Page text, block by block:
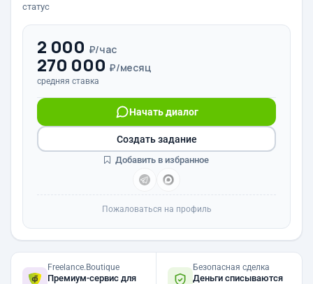
статус
2 000 ₽/час
270 000 ₽/месяц
средняя ставка
Начать диалог
Создать задание
Добавить в избранное
Пожаловаться на профиль
Freelance.Boutique
Премиум-сервис для
Безопасная сделка
Деньги списываются